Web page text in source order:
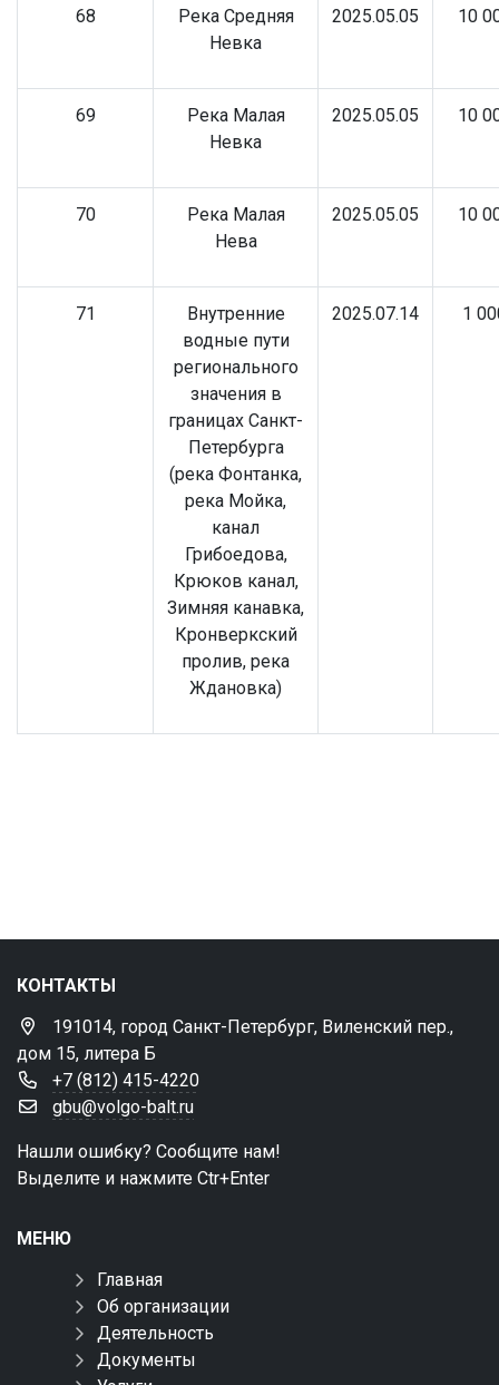
68
Река Средняя
Невка
2025.05.05 10
69
Река Малая
Невка
2025.05.05 10
70
Река Малая
Нева
2025.05.05 10
71
Внутренние
водные пути
регионального
значения в
границах Санкт-
Петербурга
(река Фонтанка,
река Мойка,
канал
Грибоедова,
Крюков канал,
Зимняя канавка,
Кронверкский
пролив, река
Ждановка)
2025.07.14 1
КОНТАКТЫ
191014, город Санкт-Петербург, Виленский пер.,
дом 15, литера Б
+7 (812) 415-4220
gbu@volgo-balt.ru
Нашли ошибку? Сообщите нам!
Выделите и нажмите Ctr+Enter
МЕНЮ
Главная
Об организации
Деятельность
Документы